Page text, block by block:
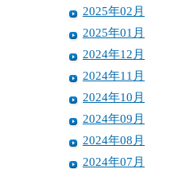
2025年02月
2025年01月
2024年12月
2024年11月
2024年10月
2024年09月
2024年08月
2024年07月